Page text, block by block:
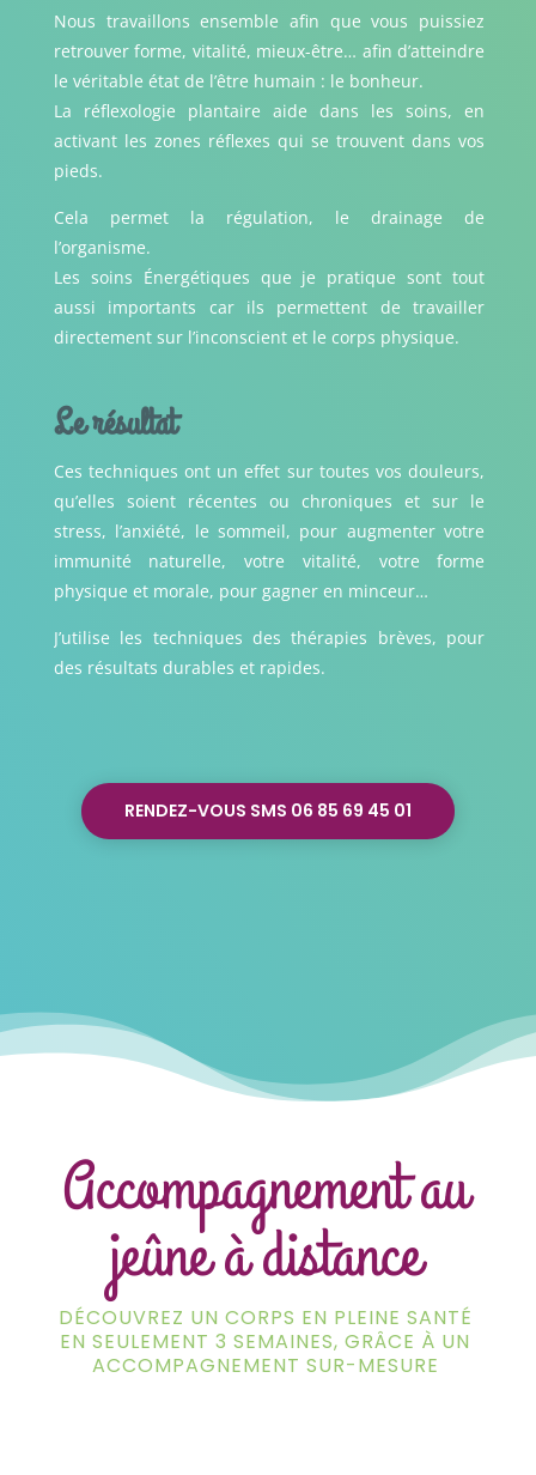
Nous travaillons ensemble afin que vous puissiez
retrouver forme, vitalité, mieux-être… afin d’atteindre
le véritable état de l’être humain : le bonheur.
La réflexologie plantaire aide dans les soins, en
activant les zones réflexes qui se trouvent dans vos
pieds.
Cela permet la régulation, le drainage de
l’organisme.
Les soins Énergétiques que je pratique sont tout
aussi importants car ils permettent de travailler
directement sur l’inconscient et le corps physique.
Le résultat
Ces techniques ont un effet sur toutes vos douleurs,
qu’elles soient récentes ou chroniques et sur le
stress, l’anxiété, le sommeil, pour augmenter votre
immunité naturelle, votre vitalité, votre forme
physique et morale, pour gagner en minceur…
J’utilise les techniques des thérapies brèves, pour
des résultats durables et rapides.
RENDEZ-VOUS SMS 06 85 69 45 01
Accompagnement au
jeûne à distance
DÉCOUVREZ UN CORPS EN PLEINE SANTÉ
EN SEULEMENT 3 SEMAINES, GRÂCE À UN
ACCOMPAGNEMENT SUR-MESURE